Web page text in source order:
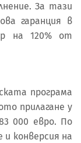
За тази
гаранция в
на 120% от
програма
прилагане у
000 евро. По
конверсия на